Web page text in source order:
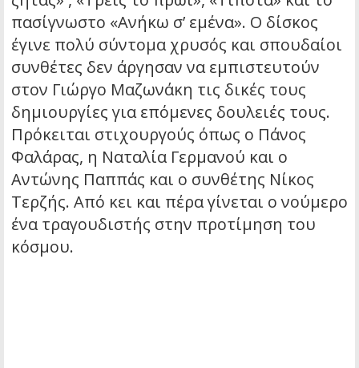
πασίγνωστο «Ανήκω σ’ εμένα». Ο δίσκος
έγινε πολύ σύντομα χρυσός και σπουδαίοι
συνθέτες δεν άργησαν να εμπιστευτούν
στον Γιώργο Μαζωνάκη τις δικές τους
δημιουργίες για επόμενες δουλειές τους.
Πρόκειται στιχουργούς όπως ο Πάνος
Φαλάρας, η Ναταλία Γερμανού και ο
Αντώνης Παππάς και ο συνθέτης Νίκος
Τερζής. Από κει και πέρα γίνεται ο νούμερο
ένα τραγουδιστής στην προτίμηση του
κόσμου.